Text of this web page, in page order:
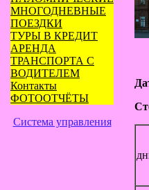
МНОГОДНЕВНЫЕ
ПОЕЗДКИ
ТУРЫ В КРЕДИТ
АРЕНДА
ТРАНСПОРТА С
ВОДИТЕЛЕМ
Контакты
ФОТООТЧЁТЫ
Система управления